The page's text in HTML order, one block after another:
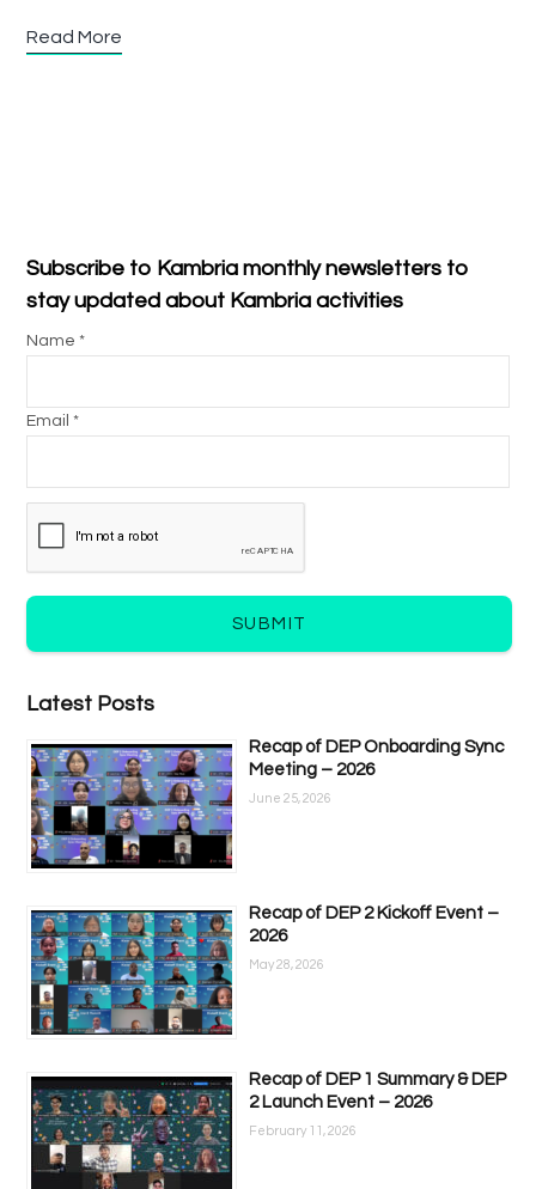
Read More
Subscribe to Kambria monthly newsletters to
stay updated about Kambria activities
Name *
Email *
SUBMIT
Latest Posts
Recap of DEP Onboarding Sync
Meeting – 2026
June 25, 2026
Recap of DEP 2 Kickoff Event –
2026
May 28, 2026
Recap of DEP 1 Summary & DEP
2 Launch Event – 2026
February 11, 2026